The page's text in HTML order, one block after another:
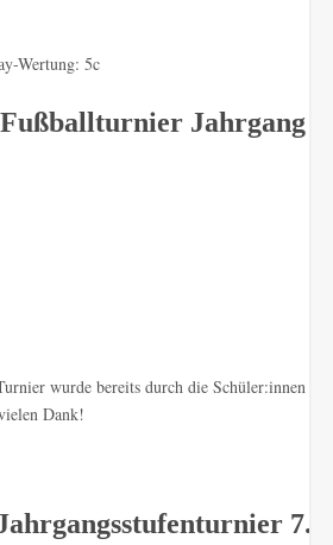
Wertung: 5c
Jahrgang 6
wurde bereits durch die Schüler:innen
Dank!
7.